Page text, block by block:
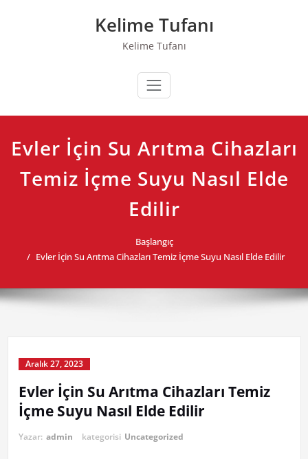
Kelime Tufanı
Kelime Tufanı
Evler İçin Su Arıtma Cihazları
Temiz İçme Suyu Nasıl Elde
Edilir
Başlangıç
Evler İçin Su Arıtma Cihazları Temiz İçme Suyu Nasıl Elde Edilir
Aralık 27, 2023
Evler İçin Su Arıtma Cihazları Temiz
İçme Suyu Nasıl Elde Edilir
Yazar: admin kategorisi Uncategorized